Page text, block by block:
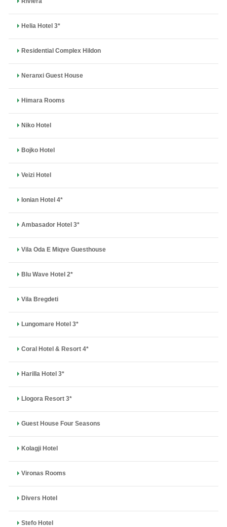
Helia Hotel 3*
Residential Complex Hildon
Neranxi Guest House
Himara Rooms
Niko Hotel
Bojko Hotel
Veizi Hotel
Ionian Hotel 4*
Ambasador Hotel 3*
Vila Oda E Miqve Guesthouse
Blu Wave Hotel 2*
Vila Bregdeti
Lungomare Hotel 3*
Coral Hotel & Resort 4*
Harilla Hotel 3*
Llogora Resort 3*
Guest House Four Seasons
Kolagji Hotel
Vironas Rooms
Divers Hotel
Stefo Hotel